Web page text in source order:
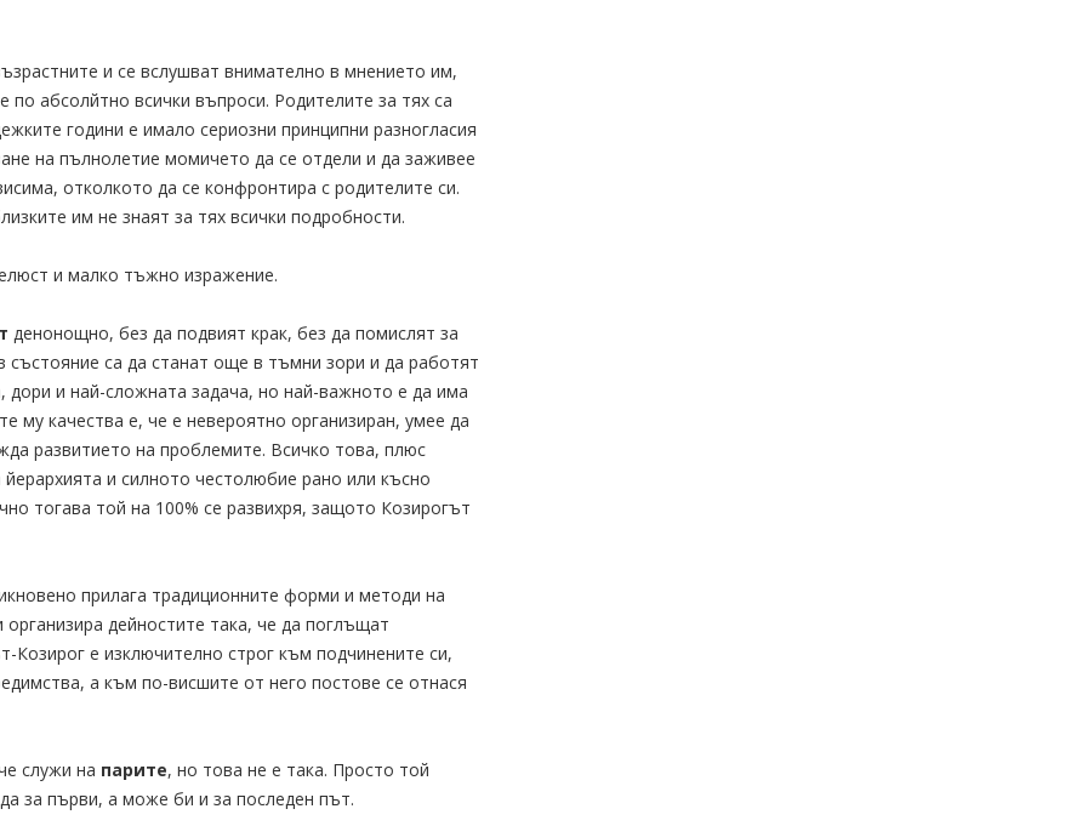
и се вслушват внимателно в мнението им,
абсолйтно всички въпроси. Родителите за тях са
години е имало сериозни принципни разногласия
на пълнолетие момичето да се отдели и да заживее
отколкото да се конфронтира с родителите си.
им не знаят за тях всички подробности.
и малко тъжно изражение.
денонощно, без да подвият крак, без да помислят за
състояние са да станат още в тъмни зори и да работят
дори и най-сложната задача, но най-важното е да има
му качества е, че е невероятно организиран, умее да
развитието на проблемите. Всичко това, плюс
и силното честолюбие рано или късно
тогава той на 100% се развихря, защото Козирогът
прилага традиционните форми и методи на
дейностите така, че да поглъщат
е изключително строг към подчинените си,
а към по-висшите от него постове се отнася
служи на парите, но това не е така. Просто той
за първи, а може би и за последен път.